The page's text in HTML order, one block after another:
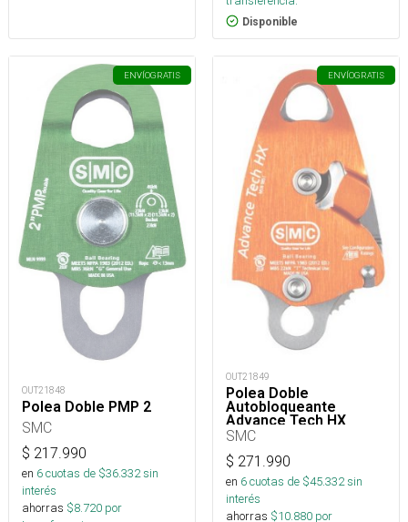
Disponible
ENVÍOGRATIS
OUT21848
Polea Doble PMP 2
SMC
$ 217.990
en 6cuotas de $36.332sin
interés
ahorras $8.720 por
ENVÍOGRATIS
OUT21849
Polea Doble
Autobloqueante
Advance Tech HX
(NFPA)
SMC
$ 271.990
en 6cuotas de $45.332sin
interés
ahorras $10.880 por